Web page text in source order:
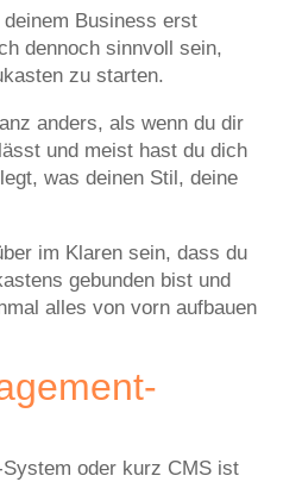
Business erst
dennoch sinnvoll sein,
zu starten.
anders, als wenn du dir
und meist hast du dich
was deinen Stil, deine
im Klaren sein, dass du
gebunden bist und
alles von vorn aufbauen
oder kurz CMS ist